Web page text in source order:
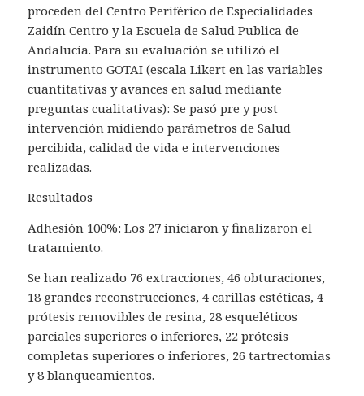
proceden del Centro Periférico de Especialidades
Zaidín Centro y la Escuela de Salud Publica de
Andalucía. Para su evaluación se utilizó el
instrumento GOTAI (escala Likert en las variables
cuantitativas y avances en salud mediante
preguntas cualitativas): Se pasó pre y post
intervención midiendo parámetros de Salud
percibida, calidad de vida e intervenciones
realizadas.
Resultados
Adhesión 100%: Los 27 iniciaron y finalizaron el
tratamiento.
Se han realizado 76 extracciones, 46 obturaciones,
18 grandes reconstrucciones, 4 carillas estéticas, 4
prótesis removibles de resina, 28 esqueléticos
parciales superiores o inferiores, 22 prótesis
completas superiores o inferiores, 26 tartrectomias
y 8 blanqueamientos.